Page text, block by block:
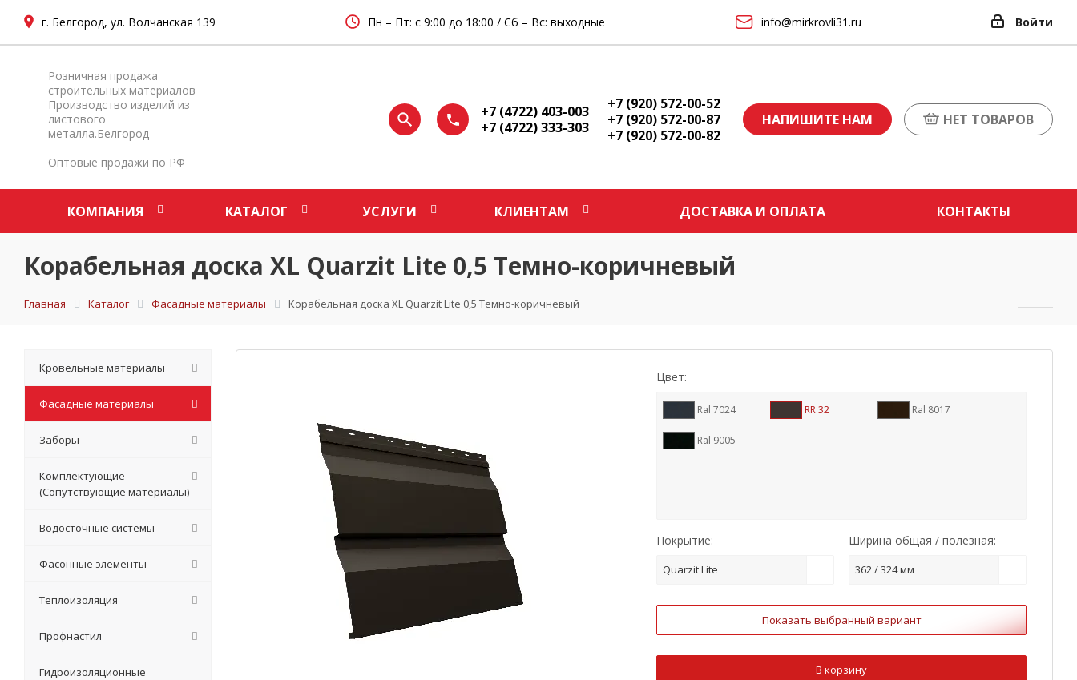
г. Белгород, ул. Волчанская 139 Пн – Пт: с 9:00 до 18:00 / Сб – Вс: выходные info@mirkrovli31.ru Войти
Розничная продажа
строительных материалов
Производство изделий из
листового
металла.Белгород
Оптовые продажи по РФ
+7 (4722) 403-003
+7 (4722) 333-303
+7 (920) 572-00-52
+7 (920) 572-00-87
+7 (920) 572-00-82
НАПИШИТЕ НАМ НЕТ ТОВАРОВ
КОМПАНИЯ КАТАЛОГ УСЛУГИ КЛИЕНТАМ ДОСТАВКА И ОПЛАТА КОНТАКТЫ
Корабельная доска XL Quarzit Lite 0,5 Темно-коричневый
Главная Каталог Фасадные материалы Корабельная доска XL Quarzit Lite 0,5 Темно-коричневый
Цвет:
Ral 7024 RR 32 Ral 8017
Ral 9005
Покрытие:
Quarzit Lite
Ширина общая / полезная:
362 / 324 мм
Показать выбранный вариант
В корзину
Кровельные материалы
Фасадные материалы
Заборы
Комплектующие
(Сопутствующие материалы)
Водосточные системы
Фасонные элементы
Теплоизоляция
Профнастил
Гидроизоляционные